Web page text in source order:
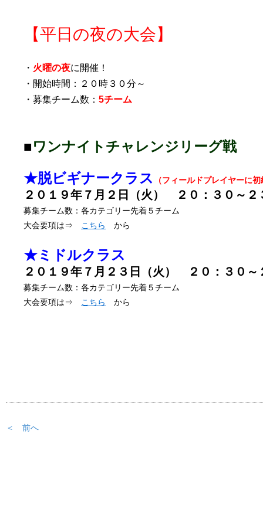
【平日の夜の大会】
・ 火曜の夜に開催！
・開始時間：２０時３０分～
・募集チーム数： 5チーム
■ワンナイト チャレンジ リーグ戦
★脱ビギナークラス
（フィールドプレイヤーに
２０１９年７月２日（火） ２０：３０～２
募集チーム数：各カテゴリー先着５チーム
大会要項は⇒
こちら から
★ミドルクラス
２０１９年７ 月２３日（火） ２０：３０～
募集チーム数：各カテゴリー先着５チーム
大会要項は⇒
こちら から
＜ 前へ